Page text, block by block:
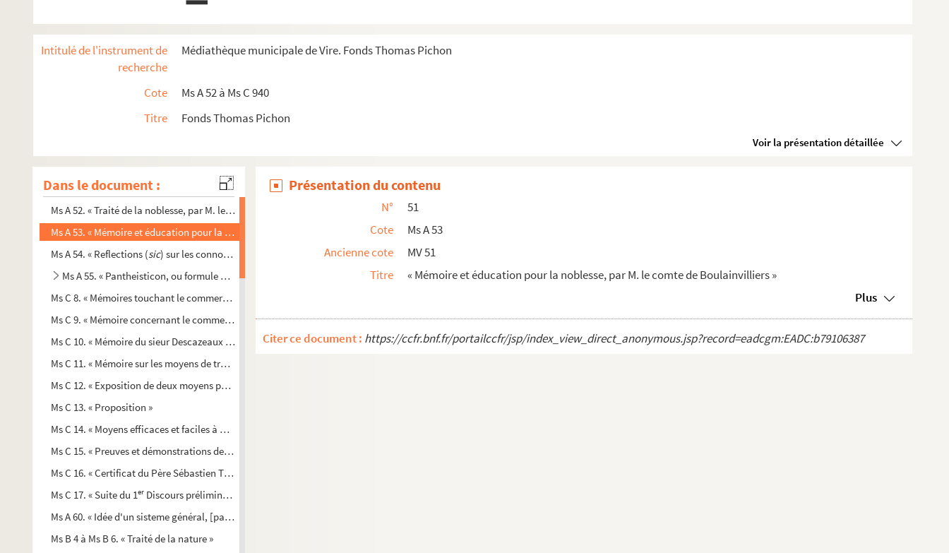
Intitulé de l'instrument de
recherche
Médiathèque municipale de Vire. Fonds Thomas Pichon
Cote
Ms A 52 à Ms C 940
Titre
Fonds Thomas Pichon
Voir la présentation détaillée
Dans le document :
Ms A 52. « Traité de la noblesse, par M. le comte de Boulainvilliers »
Ms A 53. « Mémoire et éducation pour la noblesse, par M. le comte de Boulainvilliers »
Ms A 54. « Reflections (sic) sur les connoissances nécessaires à un ministre, un embassadeur (
Ms A 55. « Pantheisticon, ou formule pour célébrer une société Socratique. Divisé en trois parties »
Ms C 8. « Mémoires touchant le commerce que les Provinces-Unies des Pays-Bas font dans les divers endroits d...
Ms C 9. « Mémoire concernant le commerce »
Ms C 10. « Mémoire du sieur Descazeaux du Hallay, député de Nantes à la chambre du Conseil de comerce (sic), ...
Ms C 11. « Mémoire sur les moyens de traverser le commerce et la pêche des Hollandois et des Anglois ; pour s...
Ms C 12. « Exposition de deux moyens pour rétablir une confiance solide et générale dans la Compagnie des Ind...
Ms C 13. « Proposition »
Ms C 14. « Moyens efficaces et faciles à mettre en prattique (
Ms C 15. « Preuves et démonstrations des épargnes considérables que procureroit par chaque année au profit du...
Ms C 16. « Certificat du Père Sébastien Truchet, de l'Académie royale des sciences, relativement : 1
Ms C 17. « Suite du 1er Discours préliminaire de la physique du corps humain, par M
Ms A 60. « Idée d'un sisteme général, [par] M
Ms B 4 à Ms B 6. « Traité de la nature »
Présentation du contenu
N°
51
Cote
Ms A 53
Ancienne cote
MV 51
Titre
« Mémoire et éducation pour la noblesse, par M. le comte de Boulainvilliers »
Plus
Citer ce document : https://ccfr.bnf.fr/portailccfr/jsp/index_view_direct_anonymous.jsp?record=eadcgm:EADC:b79106387